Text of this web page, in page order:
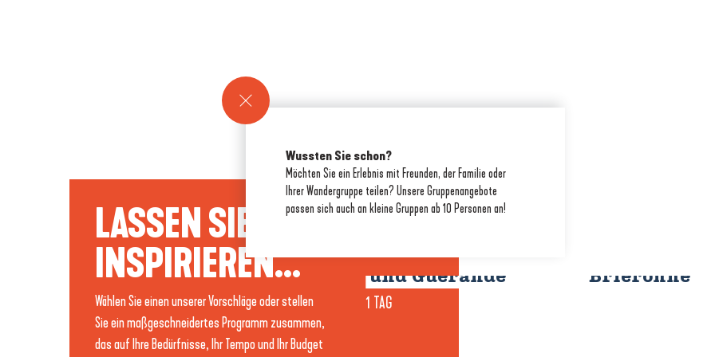
Wussten Sie schon?
Möchten Sie ein Erlebnis mit Freunden, der Familie oder
Ihrer Wandergruppe teilen? Unsere Gruppenangebote
passen sich auch an kleine Gruppen ab 10 Personen an!
LASSEN SIE SICH
INSPIRIEREN...
Wählen Sie einen unserer Vorschläge oder stellen
Sie ein maßgeschneidertes Programm zusammen,
das auf Ihre Bedürfnisse, Ihr Tempo und Ihr Budget
Das
Unumgängliche
und Guérande
1 TAG
Briéronne